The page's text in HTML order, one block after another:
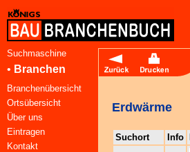
Suchmaschine
• Branchen
Branchenübersicht
Ortsübersicht
Über uns
Eintragen
Kontakt
Erdwärme
Suchort Info